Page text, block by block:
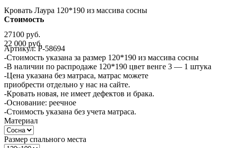
Кровать Лаура 120*190 из массива сосны
Стоимость
27100 руб.
22 000 руб.
Артикул: Р-58694
-Стоимость указана за размер 120*190 из массива сосны
-В наличии по распродаже 120*190 цвет венге 3 — 1 штука
-Цена указана без матраса, матрас можете
приобрести отдельно у нас на сайте.
-Кровать новая, не имеет дефектов и брака.
-Основание: реечное
-Стоимость указана без учета матраса.
Материал
Размер спального места